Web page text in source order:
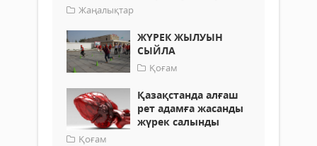
Жаңалықтар
ЖҮРЕК ЖЫЛУЫН
СЫЙЛА
Қоғам
Қазақстанда алғаш
рет адамға жасанды
жүрек салынды
Қоғам